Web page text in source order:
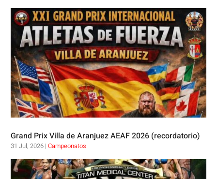
Grand Prix Villa de Aranjuez AEAF 2026 (recordatorio)
31 Jul, 2026 |Campeonatos